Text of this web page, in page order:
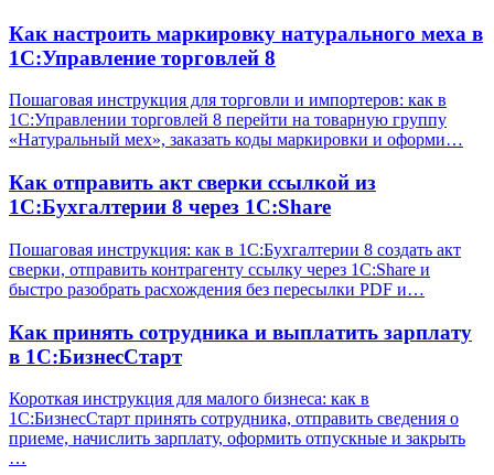
Как настроить маркировку натурального меха в
1С:Управление торговлей 8
Пошаговая инструкция для торговли и импортеров: как в
1С:Управлении торговлей 8 перейти на товарную группу
«Натуральный мех», заказать коды маркировки и оформи…
Как отправить акт сверки ссылкой из
1С:Бухгалтерии 8 через 1С:Share
Пошаговая инструкция: как в 1С:Бухгалтерии 8 создать акт
сверки, отправить контрагенту ссылку через 1С:Share и
быстро разобрать расхождения без пересылки PDF и…
Как принять сотрудника и выплатить зарплату
в 1С:БизнесСтарт
Короткая инструкция для малого бизнеса: как в
1С:БизнесСтарт принять сотрудника, отправить сведения о
приеме, начислить зарплату, оформить отпускные и закрыть
…